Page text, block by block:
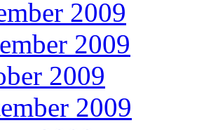
2009
2009
2009
2009